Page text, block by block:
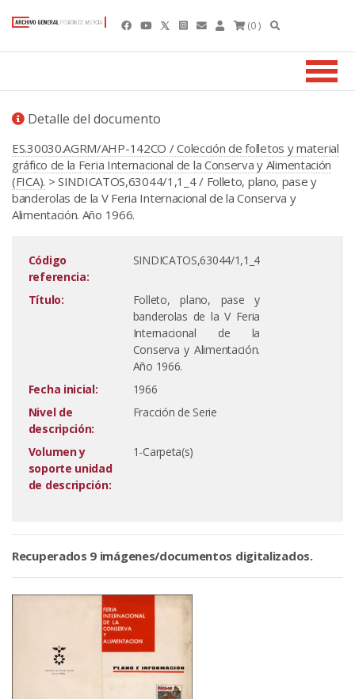
(0 )
Detalle del documento
ES.30030.AGRM/AHP-142CO / Colección de folletos y material
gráfico de la Feria Internacional de la Conserva y Alimentación
(FICA). > SINDICATOS,63044/1,1_4 / Folleto, plano, pase y
banderolas de la V Feria Internacional de la Conserva y
Alimentación. Año 1966.
Código
referencia:
SINDICATOS,63044/1,1_4
Título:
Folleto, plano, pase y
banderolas de la V Feria
Internacional de la
Conserva y Alimentación.
Año 1966.
Fecha inicial:
1966
Nivel de
descripción:
Fracción de Serie
Volumen y
soporte unidad
de descripción:
1-Carpeta(s)
Recuperados 9 imágenes/documentos digitalizados.